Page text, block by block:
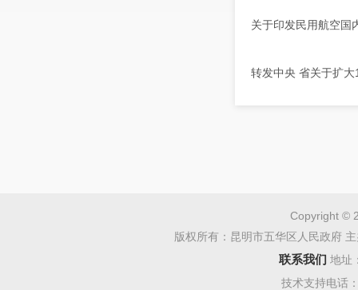
关于印发民用航空国
转发中央 省关于扩
Copyright ©
版权所有：昆明市五华区人民政府
联系我们 地址
技术支持电话